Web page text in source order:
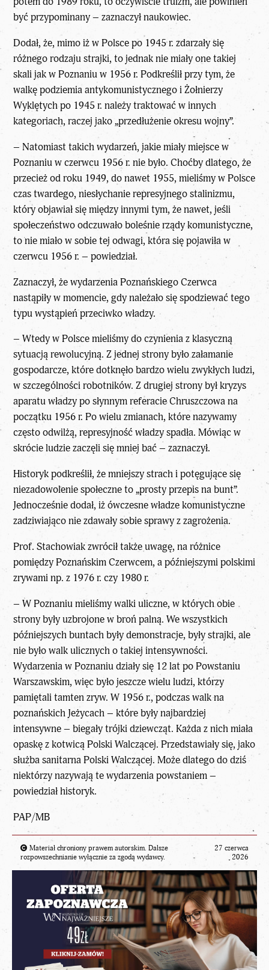
być przypominany – zaznaczył naukowiec.
Dodał, że, mimo iż w Polsce po 1945 r. zdarzały się
różnego rodzaju strajki, to jednak nie miały one takiej
skali jak w Poznaniu w 1956 r. Podkreślił przy tym, że
walkę podziemia antykomunistycznego i Żołnierzy
Wyklętych po 1945 r. należy traktować w innych
kategoriach, raczej jako „przedłużenie okresu wojny”.
– Natomiast takich wydarzeń, jakie miały miejsce w
Poznaniu w czerwcu 1956 r. nie było. Choćby dlatego, że
przecież od roku 1949, do nawet 1955, mieliśmy w Polsce
czas twardego, niesłychanie represyjnego stalinizmu,
który objawiał się między innymi tym, że nawet, jeśli
społeczeństwo odczuwało boleśnie rządy komunistyczne,
to nie miało w sobie tej odwagi, która się pojawiła w
czerwcu 1956 r. – powiedział.
Zaznaczył, że wydarzenia Poznańskiego Czerwca
nastąpiły w momencie, gdy należało się spodziewać tego
typu wystąpień przeciwko władzy.
– Wtedy w Polsce mieliśmy do czynienia z klasyczną
sytuacją rewolucyjną. Z jednej strony było załamanie
gospodarcze, które dotknęło bardzo wielu zwykłych ludzi,
w szczególności robotników. Z drugiej strony był kryzys
aparatu władzy po słynnym referacie Chruszczowa na
początku 1956 r. Po wielu zmianach, które nazywamy
często odwilżą, represyjność władzy spadła. Mówiąc w
skrócie ludzie zaczęli się mniej bać – zaznaczył.
Historyk podkreślił, że mniejszy strach i potęgujące się
niezadowolenie społeczne to „prosty przepis na bunt”.
Jednocześnie dodał, iż ówczesne władze komunistyczne
zadziwiająco nie zdawały sobie sprawy z zagrożenia.
Prof. Stachowiak zwrócił także uwagę, na różnice
pomiędzy Poznańskim Czerwcem, a późniejszymi polskimi
zrywami np. z 1976 r. czy 1980 r.
– W Poznaniu mieliśmy walki uliczne, w których obie
strony były uzbrojone w broń palną. We wszystkich
późniejszych buntach były demonstracje, były strajki, ale
nie było walk ulicznych o takiej intensywności.
Wydarzenia w Poznaniu działy się 12 lat po Powstaniu
Warszawskim, więc było jeszcze wielu ludzi, którzy
pamiętali tamten zryw. W 1956 r., podczas walk na
poznańskich Jeżycach – które były najbardziej
intensywne – biegały trójki dziewcząt. Każda z nich miała
opaskę z kotwicą Polski Walczącej. Przedstawiały się, jako
służba sanitarna Polski Walczącej. Może dlatego do dziś
niektórzy nazywają te wydarzenia powstaniem –
powiedział historyk.
PAP/MB
Materiał chroniony prawem autorskim. Dalsze
rozpowszechnianie wyłącznie za zgodą wydawcy.
27 czerwca
2026